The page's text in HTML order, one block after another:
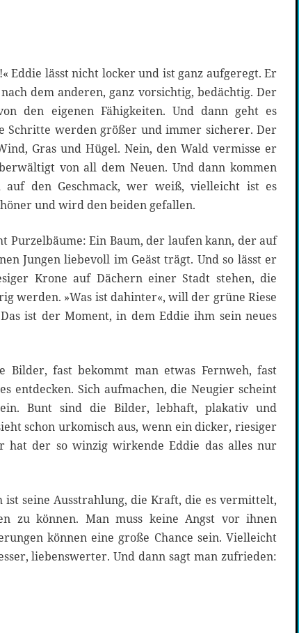
Eddie lässt nicht locker und ist ganz aufgeregt. Er
dem anderen, ganz vorsichtig, bedächtig. Der
den eigenen Fähigkeiten. Und dann geht es
Schritte werden größer und immer sicherer. Der
Gras und Hügel. Nein, den Wald vermisse er
von all dem Neuen. Und dann kommen
den Geschmack, wer weiß, vielleicht ist es
und wird den beiden gefallen.
Purzelbäume: Ein Baum, der laufen kann, der auf
Jungen liebevoll im Geäst trägt. Und so lässt er
Krone auf Dächern einer Stadt stehen, die
werden. »Was ist dahinter«, will der grüne Riese
ist der Moment, in dem Eddie ihm sein neues
Bilder, fast bekommt man etwas Fernweh, fast
entdecken. Sich aufmachen, die Neugier scheint
Bunt sind die Bilder, lebhaft, plakativ und
schon urkomisch aus, wenn ein dicker, riesiger
hat der so winzig wirkende Eddie das alles nur
ist seine Ausstrahlung, die Kraft, die es vermittelt,
zu können. Man muss keine Angst vor ihnen
können eine große Chance sein. Vielleicht
liebenswerter. Und dann sagt man zufrieden: